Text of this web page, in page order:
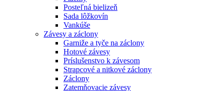
Posteľná bielizeň
Sada lôžkovín
Vankúše
Závesy a záclony
Garniže a tyče na záclony
Hotové závesy
Príslušenstvo k závesom
Strapcové a nitkové záclony
Záclony
Zatemňovacie závesy